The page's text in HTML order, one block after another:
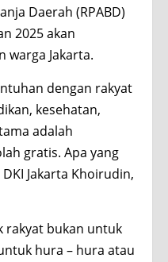
Daerah (RPABD)
2025 akan
warga Jakarta.
dengan rakyat
kesehatan,
adalah
gratis. Apa yang
Jakarta Khoirudin,
rakyat bukan untuk
hura – hura atau